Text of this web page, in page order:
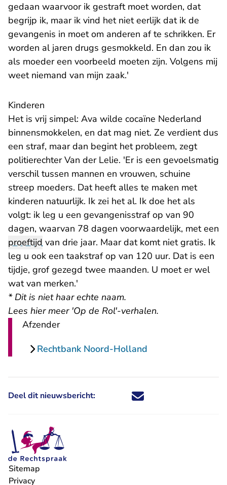
gedaan waarvoor ik gestraft moet worden, dat
begrijp ik, maar ik vind het niet eerlijk dat ik de
gevangenis in moet om anderen af te schrikken. Er
worden al jaren drugs gesmokkeld. En dan zou ik
als moeder een voorbeeld moeten zijn. Volgens mij
weet niemand van mijn zaak.'
Kinderen
Het is vrij simpel: Ava wilde cocaïne Nederland
binnensmokkelen, en dat mag niet. Ze verdient dus
een straf, maar dan begint het probleem, zegt
politierechter Van der Lelie. 'Er is een gevoelsmatig
verschil tussen mannen en vrouwen, schuine
streep moeders. Dat heeft alles te maken met
kinderen natuurlijk. Ik zei het al. Ik doe het als
volgt: ik leg u een gevangenisstraf op van 90
dagen, waarvan 78 dagen voorwaardelijk, met een
proeftijd van drie jaar. Maar dat komt niet gratis. Ik
leg u ook een taakstraf op van 120 uur. Dat is een
tijdje, grof gezegd twee maanden. U moet er wel
wat van merken.'
* Dit is niet haar echte naam.
Lees hier meer 'Op de Rol'-verhalen.
Afzender
Rechtbank Noord-Holland
Deel dit nieuwsbericht: Deel dit nieuwsbericht via X -
Deel dit nieuwsbericht via
Deel dit nieuwsbericht
Deel dit
Sitemap
Privacy